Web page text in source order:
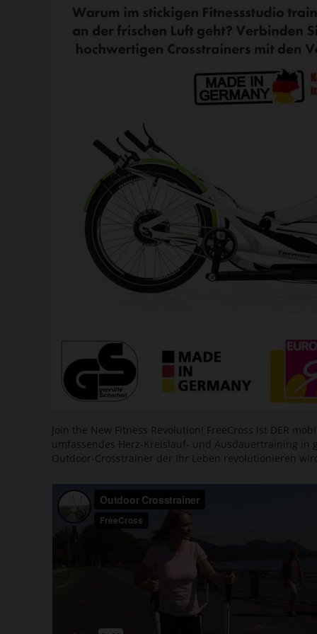
Join the New Fitness Revolution! FreeCross ist DER
umfassendes Herz-Kreislauf- und Ausdauertraining
Outdoor-Crosstrainer der Ihr Leben revolutionieren